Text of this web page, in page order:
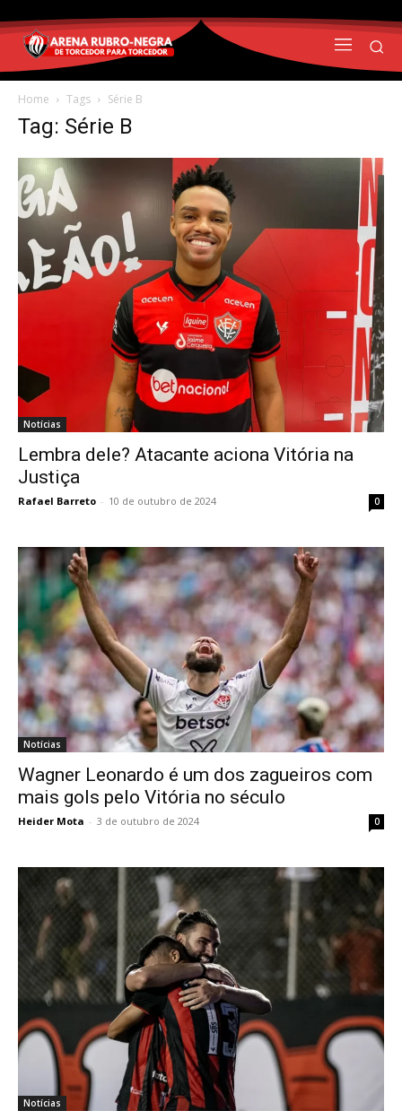
Home Tags Série B
Tag: Série B
Notícias
Lembra dele? Atacante aciona Vitória na
Justiça
Rafael Barreto - 10 de outubro de 2024 0
Notícias
Wagner Leonardo é um dos zagueiros com
mais gols pelo Vitória no século
Heider Mota - 3 de outubro de 2024 0
Notícias